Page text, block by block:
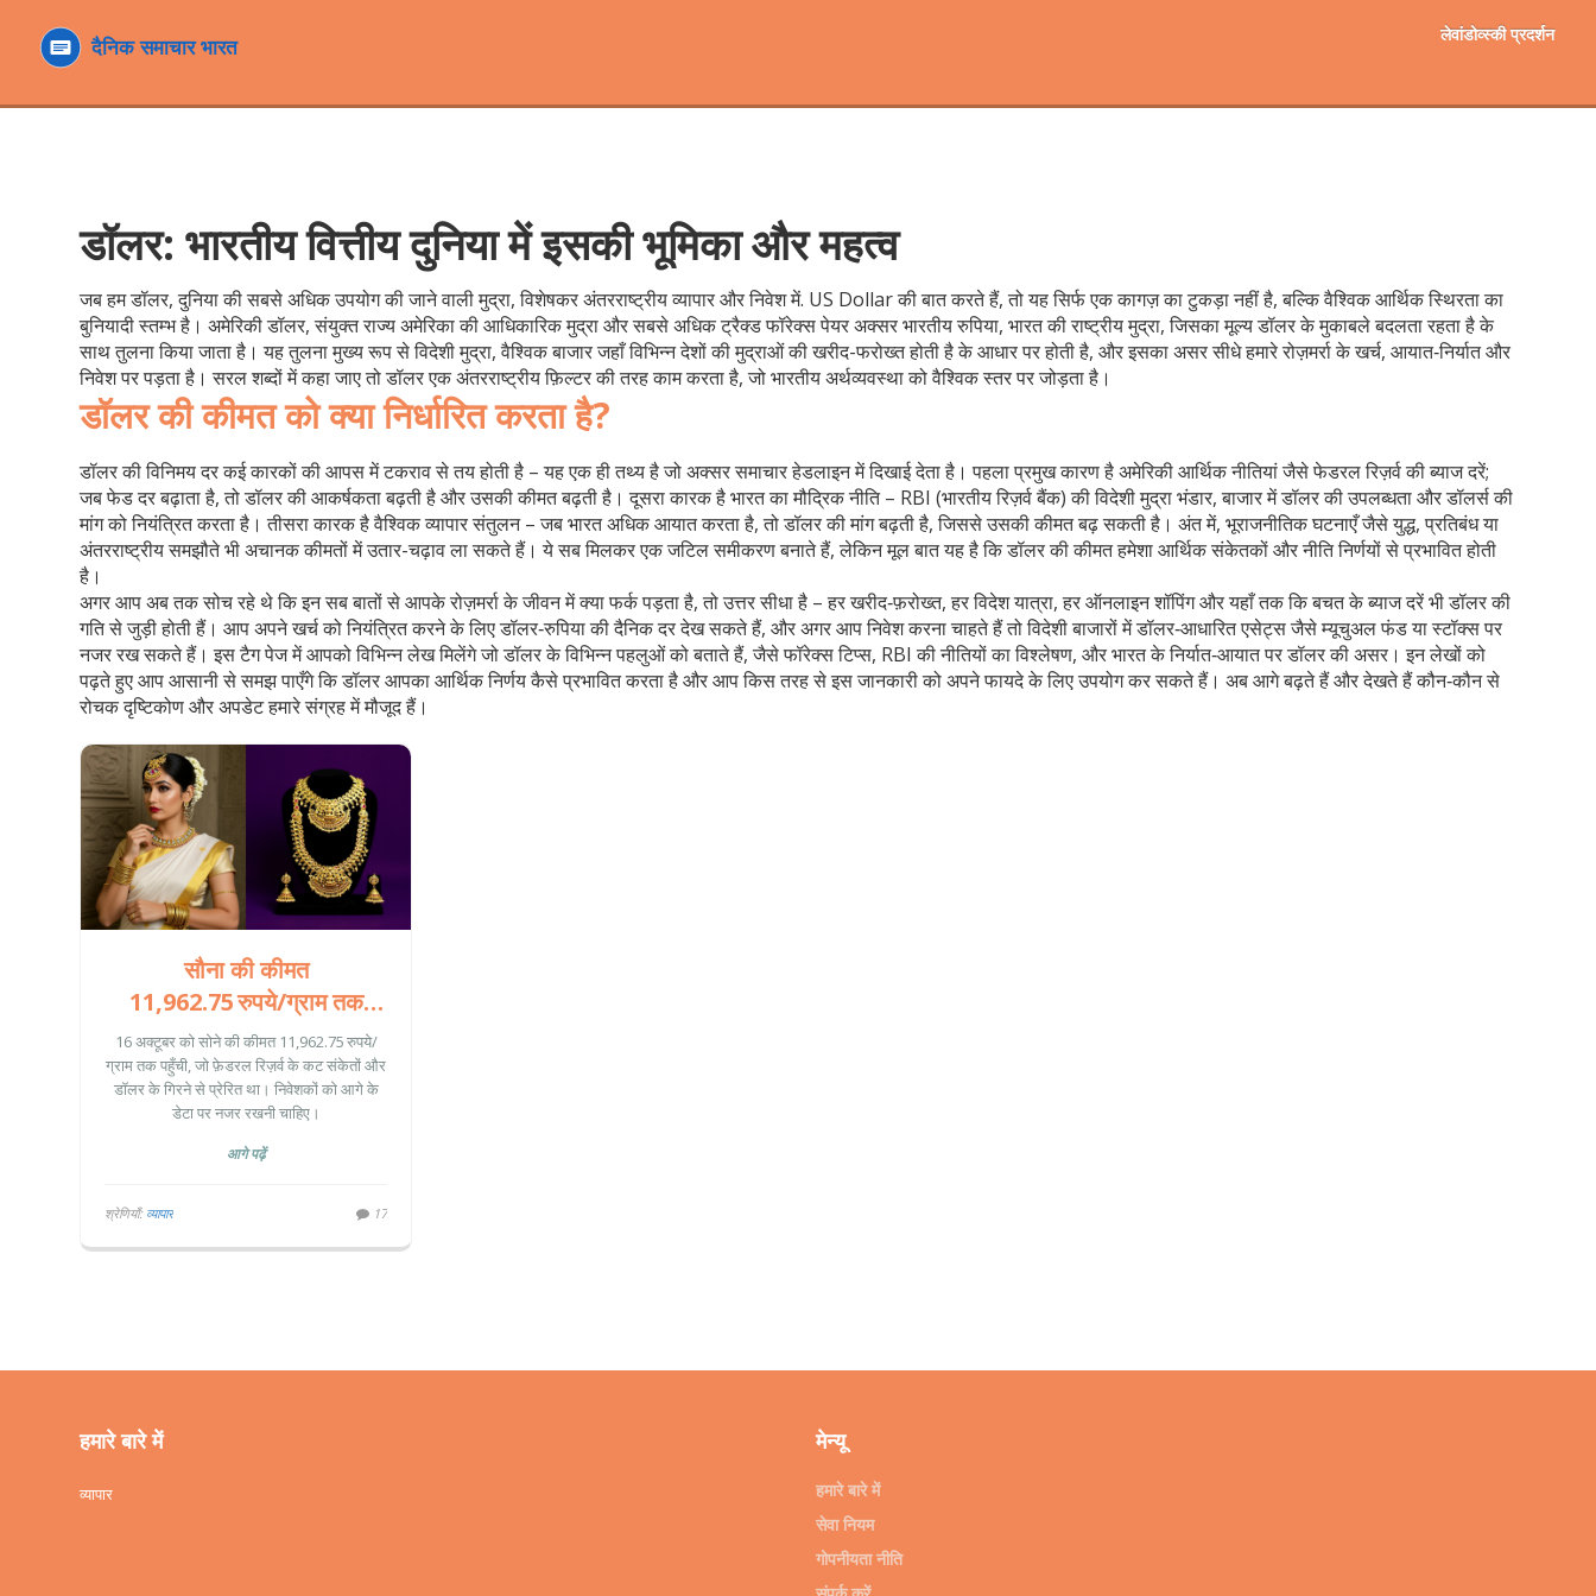
लेवांडोव्स्की प्रदर्शन
डॉलर: भारतीय वित्तीय दुनिया में इसकी भूमिका और महत्व
जब हमडॉलर,दुनिया की सबसे अधिक उपयोग की जाने वाली मुद्रा, विशेषकर अंतरराष्ट्रीय व्यापार और निवेश में. US Dollarकी बात करते हैं, तो यह सिर्फ एक कागज़ का टुकड़ा नहीं है, बल्कि वैश्विक आर्थिक स्थिरता का
बुनियादी स्तम्भ है।अमेरिकी डॉलर,संयुक्त राज्य अमेरिका की आधिकारिक मुद्रा और सबसे अधिक ट्रैक्ड फॉरेक्स पेयरअक्सर भारतीयरुपिया,भारत की राष्ट्रीय मुद्रा, जिसका मूल्य डॉलर के मुकाबले बदलता रहता हैके
साथ तुलना किया जाता है। यह तुलना मुख्य रूप सेविदेशी मुद्रा,वैश्विक बाजार जहाँ विभिन्न देशों की मुद्राओं की खरीद-फरोख्त होती हैके आधार पर होती है, और इसका असर सीधे हमारे रोज़मर्रा के खर्च, आयात‑निर्यात और
निवेश पर पड़ता है। सरल शब्दों में कहा जाए तो डॉलर एक अंतरराष्ट्रीय फ़िल्टर की तरह काम करता है, जो भारतीय अर्थव्यवस्था को वैश्विक स्तर पर जोड़ता है।
डॉलर की कीमत को क्या निर्धारित करता है?
डॉलर की विनिमय दर कई कारकों की आपस में टकराव से तय होती है – यहएक ही तथ्यहै जो अक्सर समाचार हेडलाइन में दिखाई देता है। पहला प्रमुख कारण हैअमेरिकी आर्थिक नीतियांजैसे फेडरल रिज़र्व की ब्याज दरें;
जब फेड दर बढ़ाता है, तो डॉलर की आकर्षकता बढ़ती है और उसकी कीमत बढ़ती है। दूसरा कारक हैभारत का मौद्रिक नीति– RBI (भारतीय रिज़र्व बैंक) की विदेशी मुद्रा भंडार, बाजार में डॉलर की उपलब्धता और डॉलर्स की
मांग को नियंत्रित करता है। तीसरा कारक हैवैश्विक व्यापार संतुलन– जब भारत अधिक आयात करता है, तो डॉलर की मांग बढ़ती है, जिससे उसकी कीमत बढ़ सकती है। अंत में,भूराजनीतिक घटनाएँजैसे युद्ध, प्रतिबंध या
अंतरराष्ट्रीय समझौते भी अचानक कीमतों में उतार-चढ़ाव ला सकते हैं। ये सब मिलकर एक जटिल समीकरण बनाते हैं, लेकिन मूल बात यह है कि डॉलर की कीमत हमेशा आर्थिक संकेतकों और नीति निर्णयों से प्रभावित होती
है।
अगर आप अब तक सोच रहे थे कि इन सब बातों से आपके रोज़मर्रा के जीवन में क्या फर्क पड़ता है, तो उत्तर सीधा है – हर खरीद‑फ़रोख्त, हर विदेश यात्रा, हर ऑनलाइन शॉपिंग और यहाँ तक कि बचत के ब्याज दरें भी डॉलर की
गति से जुड़ी होती हैं। आप अपने खर्च को नियंत्रित करने के लिए डॉलर‑रुपिया की दैनिक दर देख सकते हैं, और अगर आप निवेश करना चाहते हैं तो विदेशी बाजारों में डॉलर‑आधारित एसेट्स जैसे म्यूचुअल फंड या स्टॉक्स पर
नजर रख सकते हैं। इस टैग पेज में आपको विभिन्न लेख मिलेंगे जो डॉलर के विभिन्न पहलुओं को बताते हैं, जैसे फॉरेक्स टिप्स, RBI की नीतियों का विश्लेषण, और भारत के निर्यात‑आयात पर डॉलर की असर। इन लेखों को
पढ़ते हुए आप आसानी से समझ पाएँगे कि डॉलर आपका आर्थिक निर्णय कैसे प्रभावित करता है और आप किस तरह से इस जानकारी को अपने फायदे के लिए उपयोग कर सकते हैं। अब आगे बढ़ते हैं और देखते हैं कौन‑कौन से
रोचक दृष्टिकोण और अपडेट हमारे संग्रह में मौजूद हैं।
सौना की कीमत
11,962.75 रुपये/ग्राम तक
पहुँची, फेड की कट नीति ने मचाया
उछाल
16 अक्टूबर को सोने की कीमत 11,962.75 रुपये/
ग्राम तक पहुँची, जो फ़ेडरल रिज़र्व के कट संकेतों और
डॉलर के गिरने से प्रेरित था। निवेशकों को आगे के
डेटा पर नजर रखनी चाहिए।
आगे पढ़ें
श्रेणियाँ: व्यापार 17
हमारे बारे में
व्यापार
मेन्यू
हमारे बारे में
सेवा नियम
गोपनीयता नीति